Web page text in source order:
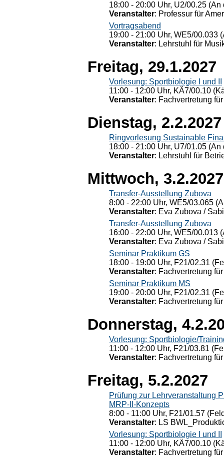
18:00 - 20:00 Uhr, U2/00.25
Veranstalter: Professur für
Vortragsabend
19:00 - 21:00 Uhr, WE5/00.033
Veranstalter: Lehrstuhl für
Freitag, 29.1.2027
Vorlesung: Sportbiologie I und II
11:00 - 12:00 Uhr, KÄ7/00.10
Veranstalter: Fachvertretung
Dienstag, 2.2.2027
Ringvorlesung Sustainable
18:00 - 21:00 Uhr, U7/01.05
Veranstalter: Lehrstuhl für
Mittwoch, 3.2.2027
Transfer-Ausstellung Zubova
8:00 - 22:00 Uhr, WE5/03.065
Veranstalter: Eva Zubova /
Transfer-Ausstellung Zubova
16:00 - 22:00 Uhr, WE5/00.013
Veranstalter: Eva Zubova /
Seminar Praktikum GS
18:00 - 19:00 Uhr, F21/02.31
Veranstalter: Fachvertretung
Seminar Praktikum MS
19:00 - 20:00 Uhr, F21/02.31
Veranstalter: Fachvertretung
Donnerstag,
Vorlesung: Sportbiologie/
11:00 - 12:00 Uhr, F21/03.81
Veranstalter: Fachvertretung
Freitag, 5.2.2027
Prüfung zur Lehrveranstaltung
MRP-II-Konzepts
8:00 - 11:00 Uhr, F21/01.57
Veranstalter: LS
Vorlesung: Sportbiologie I und II
11:00 - 12:00 Uhr, KÄ7/00.10
Veranstalter: Fachvertretung